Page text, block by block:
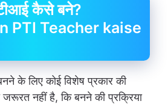
कैसे बने?
PTI Teacher kaise
के लिए कोई विशेष प्रकार की
नहीं है, कि बनने की प्रक्रिया